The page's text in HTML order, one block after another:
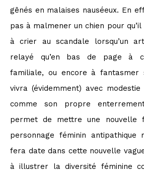
gênés en malaises nauséeux. En
pas à malmener un chien pour
à crier au scandale lorsqu’un
relayé qu’en bas de page à
familiale, ou encore à fantasmer
vivra (évidemment) avec
comme son propre
permet de mettre une nouvelle
personnage féminin antipathique
fera date dans cette nouvelle
à illustrer la diversité féminine